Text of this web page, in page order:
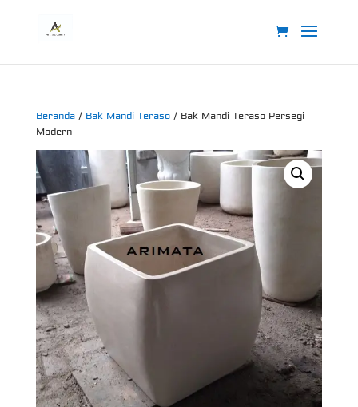
Beranda/ Bak Mandi Teraso/ Bak Mandi Teraso Persegi
Modern